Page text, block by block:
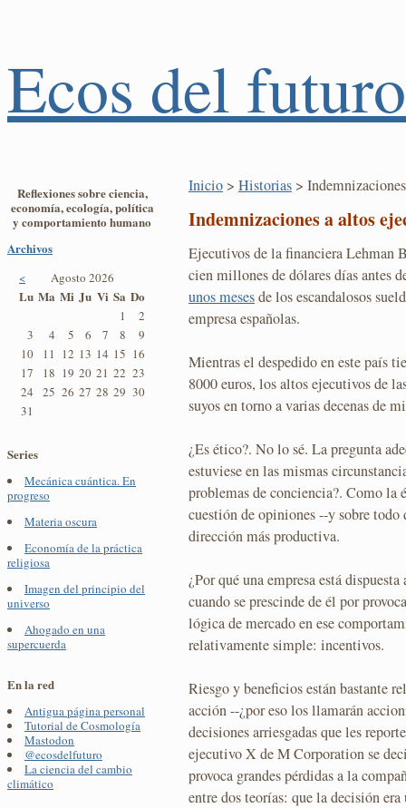
Ecos del futuro
Reflexiones sobre ciencia,
economía, ecología, política
y comportamiento humano
Archivos
< Agosto 2026
Lu Ma Mi Ju Vi Sa Do
1
2
3
4 5 6 7 8
9
10
11 12 13 14 15 16
17
18 19 20 21 22 23
24
25 26 27 28 29 30
31
Series
Mecánica cuántica. En
progreso
Materia oscura
Economía de la práctica
religiosa
Imagen del principio del
universo
Ahogado en una
supercuerda
En la red
Antigua página personal
Tutorial de Cosmología
Mastodon
@ecosdelfuturo
La ciencia del cambio
climático
Inicio > Historias >
Indemnizaciones a altos
Ejecutivos de la financiera Lehman
cien millones de dólares días antes
unos mesesde los escandalosos
empresa españolas.
Mientras el despedido en este país
8000 euros, los altos ejecutivos de
suyos en torno a varias decenas de
¿Es ético?. No lo sé. La pregunta
estuviese en las mismas
problemas de conciencia?. Como la
cuestión de opiniones --y sobre
dirección más productiva.
¿Por qué una empresa está
cuando se prescinde de él por
lógica de mercado en ese
relativamente simple: incentivos.
Riesgo y beneficios están bastante
acción --¿por eso los llamarán
decisiones arriesgadas que les
ejecutivo X de M Corporation se
provoca grandes pérdidas a la
entre dos teorías: que la decisión